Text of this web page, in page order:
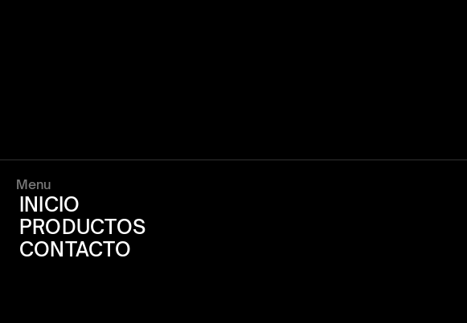
Menu
INICIO
PRODUCTOS
CONTACTO